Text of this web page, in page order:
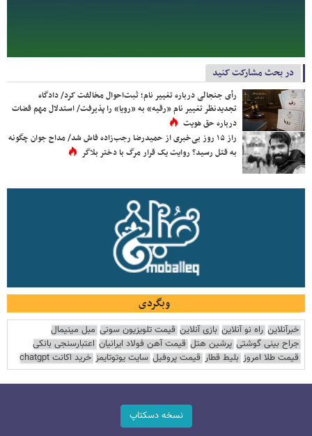
در بحث مشارکت کنید
رأی جنجالی درباره تغییر نام؛ ثبت‌احوال مخالفت کرد/ دادگاه
تجدیدنظر تغییر نام «رقیه» به «رویا» را پذیرفت/ استدلال مهم قضات
درباره حق هویت
راز ۱۵ روز بی‌خبری از حمیدرضا رجب‌زاده فاش شد/ مداح جوان چگونه
به قتل رسید؟ روایت یک قرار مرگ با دختر بلاگر
وبگردی
خبرآنلاین راه نو آنلاین بازی آنلاین قیمت تلویزیون سونی مبل مینیمال
جراح بینی گوشتی پرشین هتل قیمت آهن فولاد ایرانیان اعتبارسنجی بانکی
قیمت طلا امروز بلیط قطار قیمت پروفیل سایت یوتوتایمز خرید اکانت chatgpt
نسخه دسکتاپ